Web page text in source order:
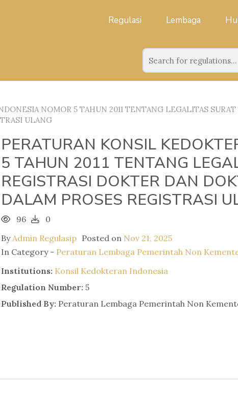
Regulasi Lembaga
NOMOR 5 TAHUN 2011 TENTANG LEGALITAS
ULANG
PERATURAN KONSIL
5 TAHUN 2011 TENTANG
REGISTRASI DOKTER DAN
DALAM PROSES REGISTRASI
96
0
ByAdmin Regulasip Posted on Nov 21, 2025
In Category - Peraturan Lembaga Pemerintah Non
Institutions: Konsil Kedokteran Indonesia
Regulation Number: 5
Published By: Peraturan Lembaga Pemerintah Non